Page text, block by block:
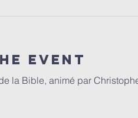
event
la Bible, animé par